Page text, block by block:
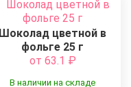
Шоколад цветной в
фольге 25 г
от 63.1 ₽
В наличии на складе